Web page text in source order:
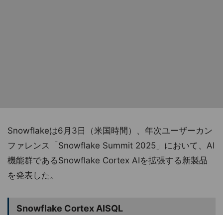
Snowflakeは6月3日（米国時間）、年次ユーザーカン
ファレンス「Snowflake Summit 2025」において、AI
機能群であるSnowflake Cortex AIを拡張する新製品
を発表した。
Snowflake Cortex AISQL